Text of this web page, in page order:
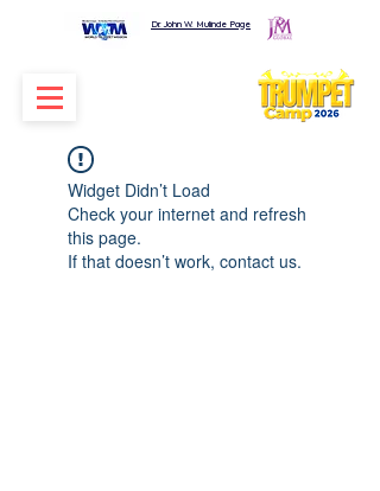
Dr. John W. Mulinde Page
Widget Didn’t Load
Check your internet and refresh
this page.
If that doesn’t work, contact us.